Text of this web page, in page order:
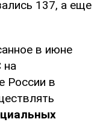
137, а еще
в июне
на
России в